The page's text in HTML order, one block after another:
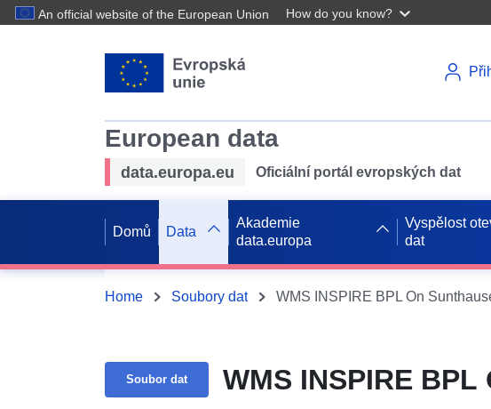
An official website of the European Union How do you know?
European data
data.europa.eu Oficiální portál evropských dat
Domů Data
Akademie
data.europa
Vyspělost
dat
Home Soubory dat WMS INSPIRE BPL On
Soubor dat WMS INSPIRE